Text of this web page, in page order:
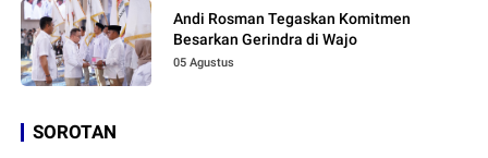
Andi Rosman Tegaskan Komitmen
Besarkan Gerindra di Wajo
05 Agustus
SOROTAN